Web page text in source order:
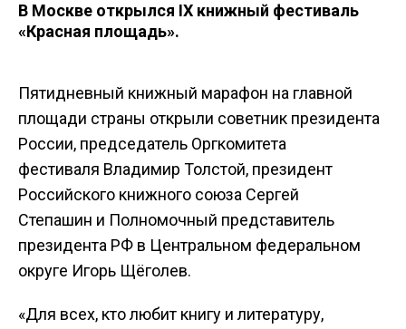
В Москве открылся IX книжный фестиваль
«Красная площадь».
Пятидневный книжный марафон на главной
площади страны открыли советник президента
России, председатель Оргкомитета
фестиваля Владимир Толстой, президент
Российского книжного союза Сергей
Степашин и Полномочный представитель
президента РФ в Центральном федеральном
округе Игорь Щёголев.
«Для всех, кто любит книгу и литературу,